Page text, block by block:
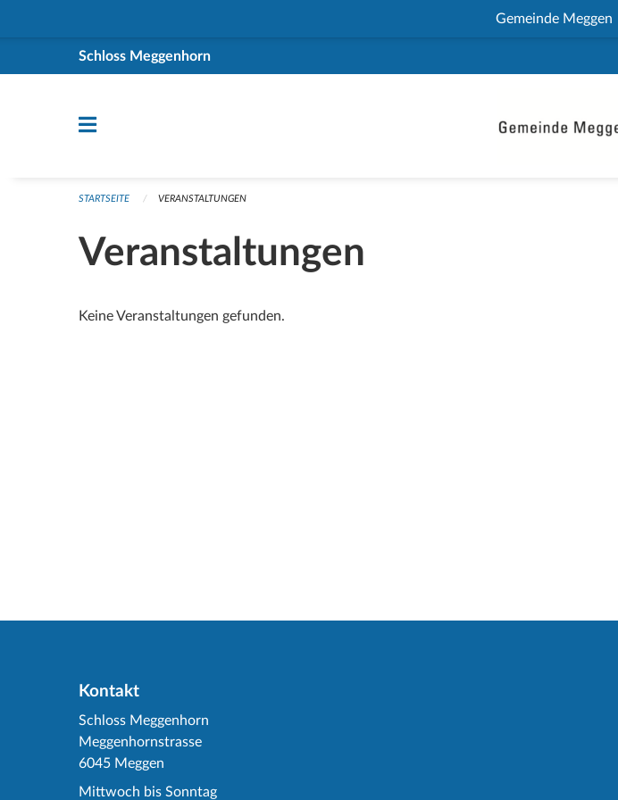
Gemeinde Meggen
Schloss Meggenhorn
STARTSEITE VERANSTALTUNGEN
Veranstaltungen
Keine Veranstaltungen gefunden.
Kontakt
Schloss Meggenhorn
Meggenhornstrasse
6045 Meggen
Mittwoch bis Sonntag